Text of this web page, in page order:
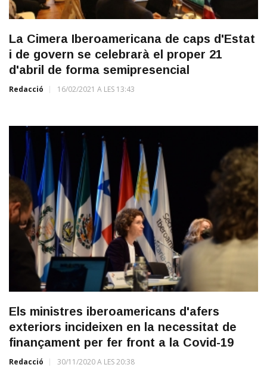
La Cimera Iberoamericana de caps d'Estat
i de govern se celebrarà el proper 21
d'abril de forma semipresencial
Redacció 16/02/2021 A LES 13:43
Els ministres iberoamericans d'afers
exteriors incideixen en la necessitat de
finançament per fer front a la Covid-19
Redacció 30/11/2020 A LES 20:38